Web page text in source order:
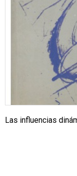
Las influencias